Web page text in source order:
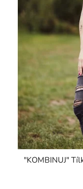
"KOMBINUJ"